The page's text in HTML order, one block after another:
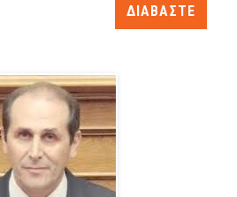
ΔΙΑΒΑΣΤΕ